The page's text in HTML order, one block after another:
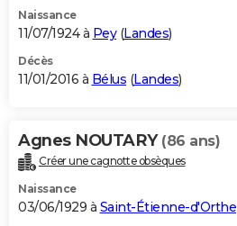
Naissance
11/07/1924 à Pey(Landes)
Décès
11/01/2016 à Bélus (Landes)
Agnes NOUTARY (86 ans)
Créer une cagnotte obsèques
Naissance
03/06/1929 à Saint-Étienne-d'Orthe